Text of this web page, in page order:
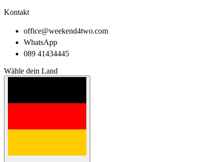
Kontakt
office@weekend4two.com
WhatsApp
089 41434445
Wähle dein Land